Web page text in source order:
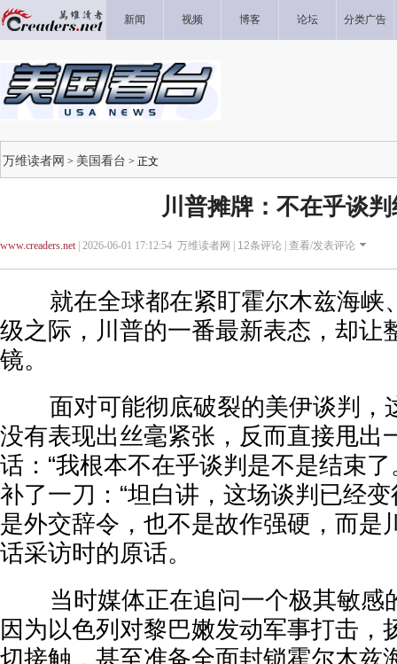
新闻 视频 博客 论坛 分类广告
万维读者网 > 美国看台 > 正文
川普摊牌：不在乎谈
www.creaders.net| 2026-06-01 17:12:54 万维读者网 | 12条评论 | 查看/发表评论
就在全球都在紧盯霍尔木兹海峡
级之际，川普的一番最新表态，却让
镜。
面对可能彻底破裂的美伊谈判，
没有表现出丝毫紧张，反而直接甩出
话：“我根本不在乎谈判是不是结束
补了一刀：“坦白讲，这场谈判已经
是外交辞令，也不是故作强硬，而是
话采访时的原话。
当时媒体正在追问一个极其敏感
因为以色列对黎巴嫩发动军事打击，
切接触，甚至准备全面封锁霍尔木兹